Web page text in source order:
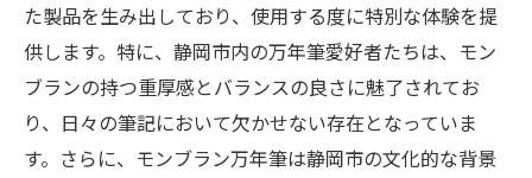
た製品を生み出しており、使用する度に特別な体験を提
供します。特に、静岡市内の万年筆愛好者たちは、モン
ブランの持つ重厚感とバランスの良さに魅了されてお
り、日々の筆記において欠かせない存在となっていま
す。さらに、モンブラン万年筆は静岡市の文化的な背景